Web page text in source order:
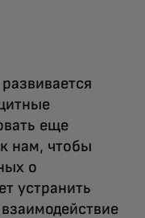
еще
нам, чтобы
о
устранить